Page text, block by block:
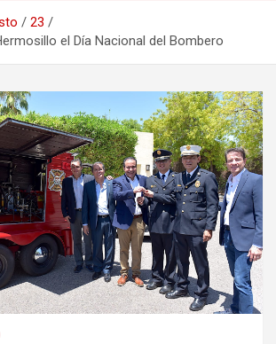
23
el Día Nacional del Bombero